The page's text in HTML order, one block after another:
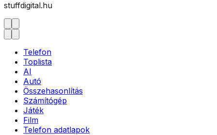
stuffdigital.hu
Telefon
Toplista
AI
Autó
Összehasonlítás
Számítógép
Játék
Film
Telefon adatlapok